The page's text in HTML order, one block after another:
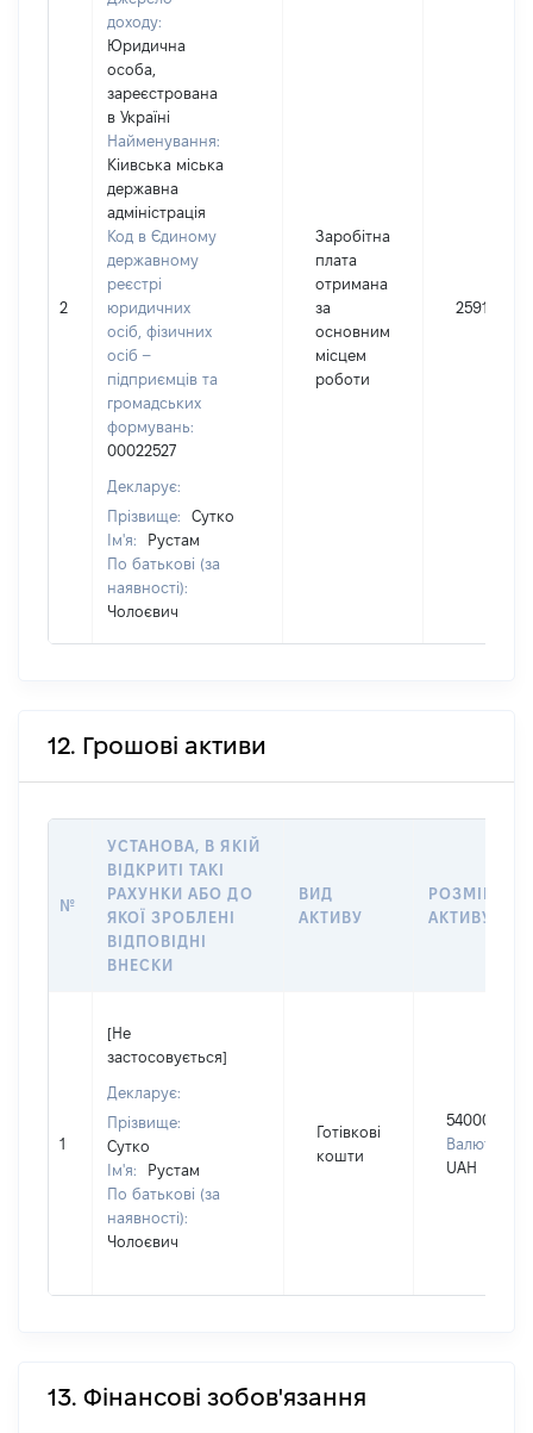
2
доходу:
Юридична
особа,
зареєстрована
в Україні
Найменування:
Кіивська міська
державна
адміністрація
Код в Єдиному
державному
реєстрі
юридичних
осіб, фізичних
осіб –
підприємців та
громадських
формувань:
00022527
Декларує:
Прізвище:
Сутко
Ім'я:
Рустам
По батькові (за
наявності):
Чолоєвич
Заробітна
плата
отримана
за
основним
місцем
роботи
2591
12. Грошові активи
№
УСТАНОВА, В ЯКІЙ
ВІДКРИТІ ТАКІ
РАХУНКИ АБО ДО
ЯКОЇ ЗРОБЛЕНІ
ВІДПОВІДНІ
ВНЕСКИ
ВИД
АКТИВУ
РОЗМІР
АКТИВУ
1
[Не
застосовується]
Декларує:
Прізвище:
Сутко
Ім'я:
Рустам
По батькові (за
наявності):
Чолоєвич
Готівкові
кошти
5400000
Валюта:
UAH
13. Фінансові зобов'язання